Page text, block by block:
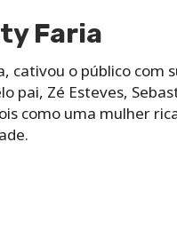
Faria
cativou o público com
pai, Zé Esteves,
como uma mulher